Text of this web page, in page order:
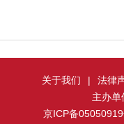
关于我们 |
法律
主办
京ICP备